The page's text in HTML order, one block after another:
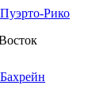
Пуэрто-Рико
Бахрейн